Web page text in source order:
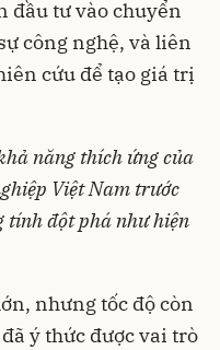
đầu tư vào chuyển
công nghệ, và liên
cứu để tạo giá trị
năng thích ứng của
Việt Nam trước
tính đột phá như hiện
nhưng tốc độ còn
ý thức được vai trò